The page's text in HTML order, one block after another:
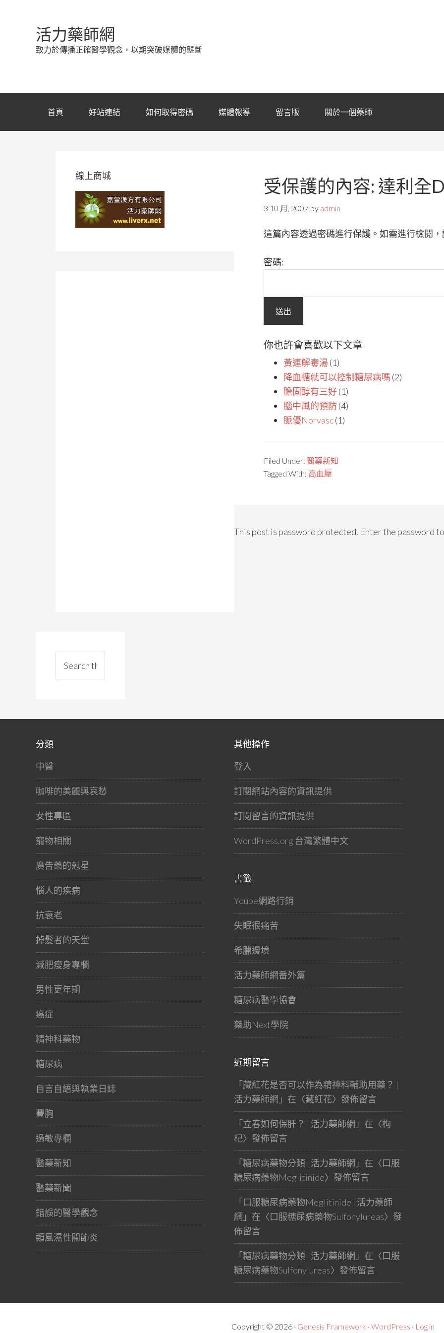
活力藥師網
致力於傳播正確醫學觀念，以期突破媒體的壟斷
首頁 好站連結 如何取得密碼 媒體報導 留言版 關於一個藥師
受保護的內容: 達利全
3 10 月, 2007 by admin
這篇內容透過密碼進行保護。如需進行檢閱
密碼:
你也許會喜歡以下文章
黃連解毒湯(1)
降血糖就可以控制糖尿病嗎 (2)
膽固醇有三好(1)
腦中風的預防(4)
脈優Norvasc(1)
Filed Under: 醫藥新知
Tagged With: 高血壓
This post is password protected. Enter the password
線上商城
分類
中醫
咖啡的美麗與哀愁
女性專區
寵物相關
廣告藥的剋星
惱人的疾病
抗衰老
掉髮者的天堂
減肥瘦身專欄
男性更年期
癌症
精神科藥物
糖尿病
自言自語與執業日誌
豐胸
過敏專欄
醫藥新知
醫藥新聞
錯誤的醫學觀念
類風濕性關節炎
其他操作
登入
訂閱網站內容的資訊提供
訂閱留言的資訊提供
WordPress.org 台灣繁體中文
書籤
Yoube網路行銷
失眠很痛苦
希臘邊境
活力藥師網番外篇
糖尿病醫學協會
藥助Next學院
近期留言
「藏紅花是否可以作為精神科輔助用藥？ |
活力藥師網 」在〈藏紅花〉發佈留言
「立春如何保肝？ | 活力藥師網 」在〈枸
杞〉發佈留言
「糖尿病藥物分類 | 活力藥師網 」在〈口服
糖尿病藥物Meglitinide〉發佈留言
「口服糖尿病藥物Meglitinide | 活力藥師
網 」在〈口服糖尿病藥物Sulfonylureas〉發
佈留言
「糖尿病藥物分類 | 活力藥師網 」在〈口服
糖尿病藥物Sulfonylureas〉發佈留言
Copyright © 2026 · Genesis Framework · WordPress · Log in